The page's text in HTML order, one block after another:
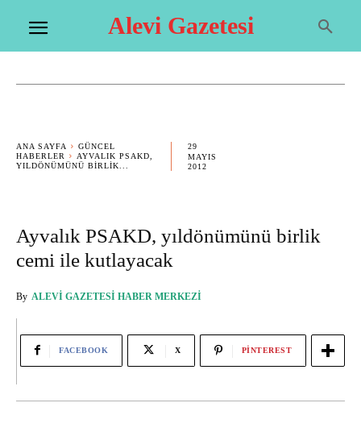
Alevi Gazetesi
ANA SAYFA
GÜNCEL
HABERLER
AYVALIK PSAKD,
YILDÖNÜMÜNÜ BIRLIK...
29
MAYIS
2012
Ayvalık PSAKD, yıldönümünü birlik
cemi ile kutlayacak
By ALEVI GAZETESI HABER MERKEZI
FACEBOOK X PINTEREST